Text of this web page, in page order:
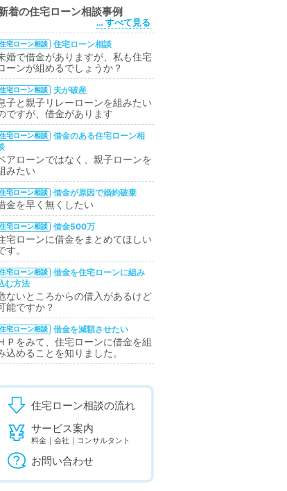
着の住宅ローン相談事例
… すべて見る
住宅ローン相談 住宅ローン相談
婚で借金がありますが、私も住宅
ーンが組めるでしょうか？
住宅ローン相談 夫が破産
子と親子リレーローンを組みたい
ですが、借金があります
住宅ローン相談
借金のある住宅ローン相
アローンではなく、親子ローンを
みたい
住宅ローン相談 借金が原因で婚約破棄
金を早く無くしたい
住宅ローン相談 借金500万
宅ローンに借金をまとめてほしい
す。
住宅ローン相談
借金を住宅ローンに組み
む方法
ないところからの借入があるけど
能ですか？
住宅ローン相談 借金を減額させたい
Ｐをみて、住宅ローンに借金を組
込めることを知りました。
住宅ローン相談の流れ
サービス案内
料金｜会社｜コンサルタント
お問い合わせ